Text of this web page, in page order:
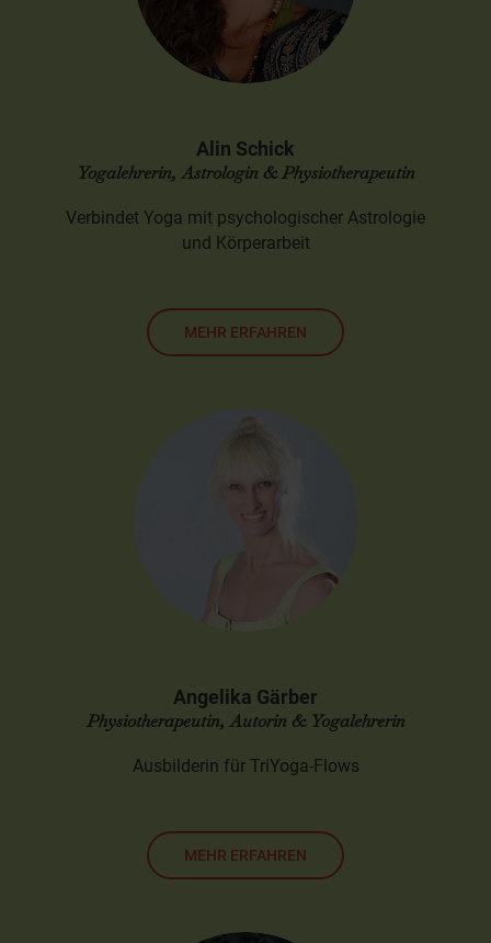
Alin Schick
Yogalehrerin, Astrologin & Physiotherapeutin
Verbindet Yoga mit psychologischer Astrologie
und Körperarbeit
MEHR ERFAHREN
Angelika Gärber
Physiotherapeutin, Autorin & Yogalehrerin
Ausbilderin für TriYoga-Flows
MEHR ERFAHREN